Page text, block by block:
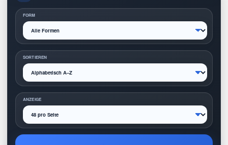
FORM
SORTIEREN
ANZEIGE